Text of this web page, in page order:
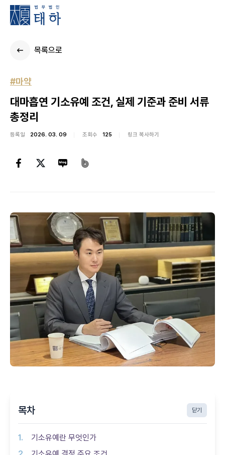
목록으로
#마약
대마흡연 기소유예 조건, 실제 기준과 준비 서류
총정리
등록일 2026. 03. 09 조회수 125 링크 복사하기
목차 닫기
기소유예란 무엇인가